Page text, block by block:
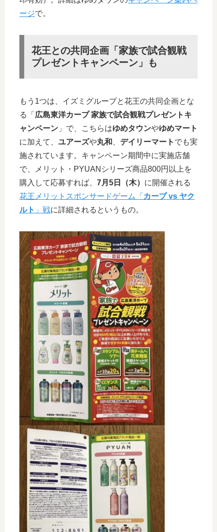
ージで。
花王との共同企画「家族で試合観戦
プレゼントキャンペーン」も
もう1つは、イズミグループと花王の共同企画とな
る「 広島東洋カープ 家族で試合観戦プレゼントキ
ャンペーン 」で、こちらはゆめタウンやゆめマート
に加えて、 ユアーズや丸和 デイリーマート でも実
施されています。キャンペーン期間中に実施店舗
で、メリット・PYUANシリーズ商品800円以上を
購入して応募すれば、 7月5日（木） に開催される
花王メリットスポンサードゲーム「 カープ vs ヤク
ルト 」戦に詳細されるというもの。